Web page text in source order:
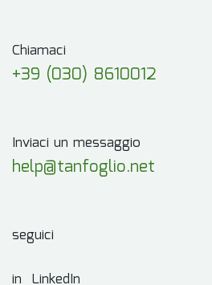
Chiamaci
+39 (030) 8610012
Inviaci un messaggio
help@tanfoglio.net
seguici
in LinkedIn